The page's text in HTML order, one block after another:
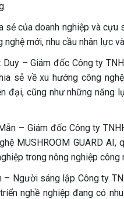
sẻ của doanh nghiệp và
nghệ mới, nhu cầu nhân lực
– Giám đốc Công ty
sẻ về xu hướng công
đại, cũng như những năng
– Giám đốc Công ty
MUSHROOM GUARD
trong nông nghiệp công
– Người sáng lập Công ty
nghề nghiệp đang có